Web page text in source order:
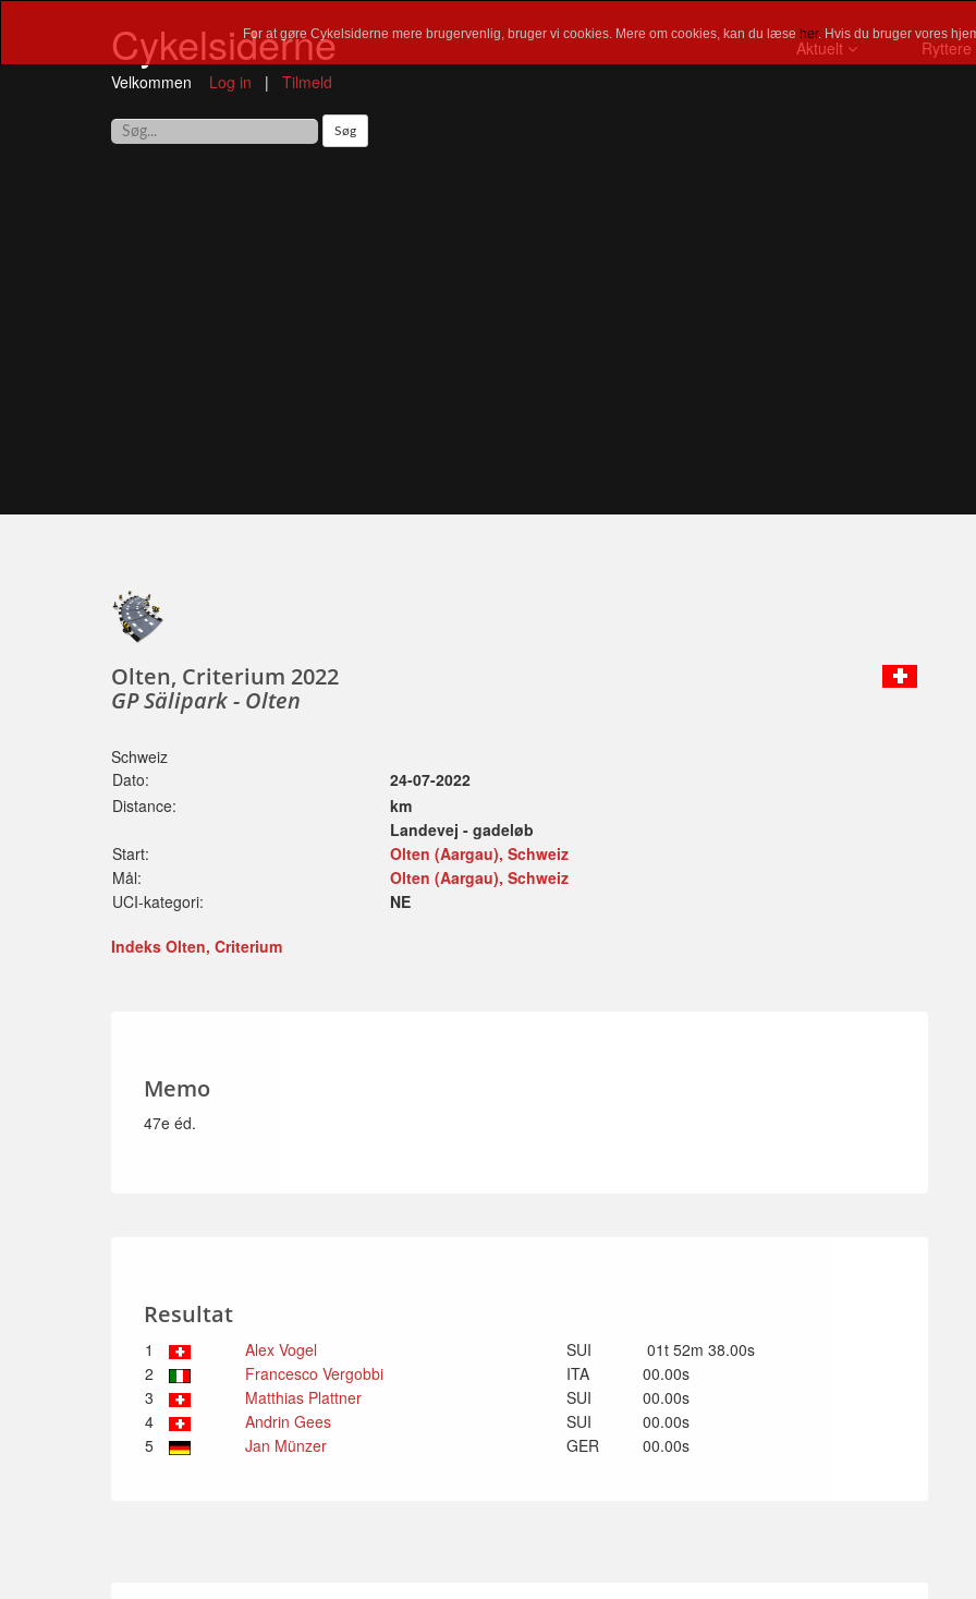
For at gøre Cykelsiderne mere brugervenlig, bruger vi cookies. Mere om cookies, kan du læse her. Hvis du bruger vores
Cykelsiderne
Velkommen Log in | Tilmeld
Aktuelt Ryttere
Olten, Criterium 2022
GP Sälipark - Olten
Schweiz
Dato:
24-07-2022
Distance:
km
Landevej - gadeløb
Start:
Olten (Aargau), Schweiz
Mål:
Olten (Aargau), Schweiz
UCI-kategori:
NE
Indeks Olten, Criterium
Memo
47e éd.
Resultat
1 Alex Vogel SUI
01t 52m 38.00s
2
Francesco Vergobbi ITA
00.00s
3
Matthias Plattner SUI
00.00s
4
Andrin Gees SUI
00.00s
5
Jan Münzer GER 00.00s